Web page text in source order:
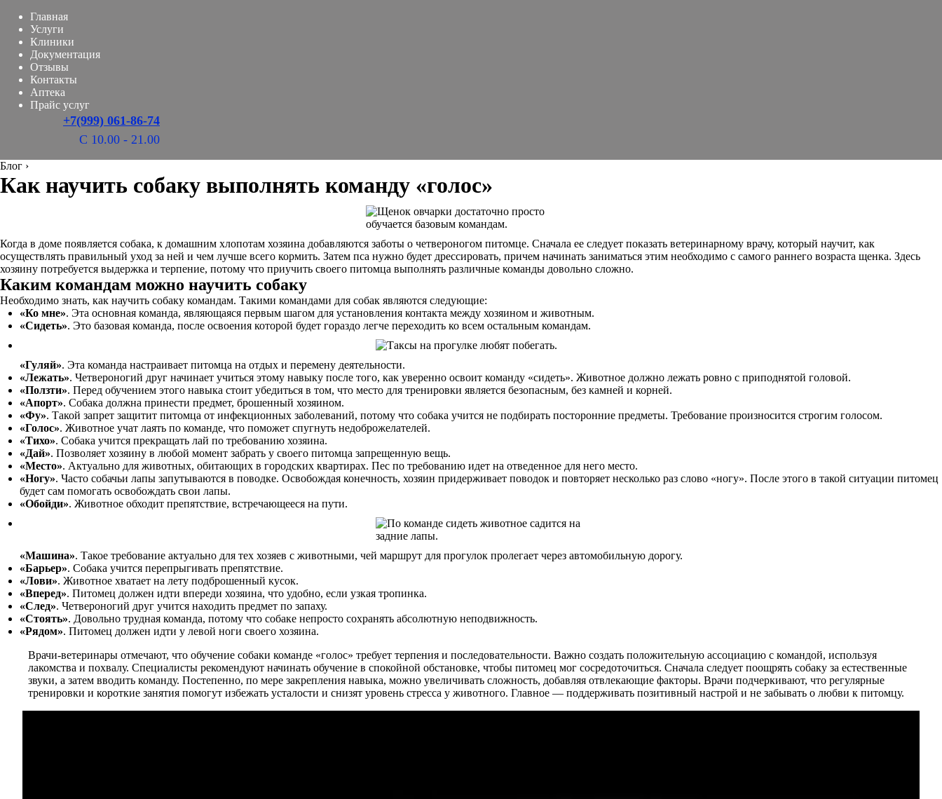
Главная
Услуги
Клиники
Документация
Отзывы
Контакты
Аптека
Прайс услуг
+7(999) 061-86-74
С 10.00 - 21.00
Блог ›
Как научить собаку выполнять команду «голос»
Когда в доме появляется собака, к домашним хлопотам хозяина добавляются заботы о четвероногом питомце. Сначала ее следует показать ветеринарному врачу, который научит, как
осуществлять правильный уход за ней и чем лучше всего кормить. Затем пса нужно будет дрессировать, причем начинать заниматься этим необходимо с самого раннего возраста щенка. Здесь
хозяину потребуется выдержка и терпение, потому что приучить своего питомца выполнять различные команды довольно сложно.
Каким командам можно научить собаку
Необходимо знать, как научить собаку командам. Такими командами для собак являются следующие:
«Ко мне». Эта основная команда, являющаяся первым шагом для установления контакта между хозяином и животным.
«Сидеть». Это базовая команда, после освоения которой будет гораздо легче переходить ко всем остальным командам.
«Гуляй». Эта команда настраивает питомца на отдых и перемену деятельности.
«Лежать». Четвероногий друг начинает учиться этому навыку после того, как уверенно освоит команду «сидеть». Животное должно лежать ровно с приподнятой головой.
«Ползти». Перед обучением этого навыка стоит убедиться в том, что место для тренировки является безопасным, без камней и корней.
«Апорт». Собака должна принести предмет, брошенный хозяином.
«Фу». Такой запрет защитит питомца от инфекционных заболеваний, потому что собака учится не подбирать посторонние предметы. Требование произносится строгим голосом.
«Голос». Животное учат лаять по команде, что поможет спугнуть недоброжелателей.
«Тихо». Собака учится прекращать лай по требованию хозяина.
«Дай». Позволяет хозяину в любой момент забрать у своего питомца запрещенную вещь.
«Место». Актуально для животных, обитающих в городских квартирах. Пес по требованию идет на отведенное для него место.
«Ногу». Часто собачьи лапы запутываются в поводке. Освобождая конечность, хозяин придерживает поводок и повторяет несколько раз слово «ногу». После этого в такой ситуации питомец
будет сам помогать освобождать свои лапы.
«Обойди». Животное обходит препятствие, встречающееся на пути.
«Машина». Такое требование актуально для тех хозяев с животными, чей маршрут для прогулок пролегает через автомобильную дорогу.
«Барьер». Собака учится перепрыгивать препятствие.
«Лови». Животное хватает на лету подброшенный кусок.
«Вперед». Питомец должен идти впереди хозяина, что удобно, если узкая тропинка.
«След». Четвероногий друг учится находить предмет по запаху.
«Стоять». Довольно трудная команда, потому что собаке непросто сохранять абсолютную неподвижность.
«Рядом». Питомец должен идти у левой ноги своего хозяина.
Врачи-ветеринары отмечают, что обучение собаки команде «голос» требует терпения и последовательности. Важно создать положительную ассоциацию с командой, используя
лакомства и похвалу. Специалисты рекомендуют начинать обучение в спокойной обстановке, чтобы питомец мог сосредоточиться. Сначала следует поощрять собаку за естественные
звуки, а затем вводить команду. Постепенно, по мере закрепления навыка, можно увеличивать сложность, добавляя отвлекающие факторы. Врачи подчеркивают, что регулярные
тренировки и короткие занятия помогут избежать усталости и снизят уровень стресса у животного. Главное — поддерживать позитивный настрой и не забывать о любви к питомцу.